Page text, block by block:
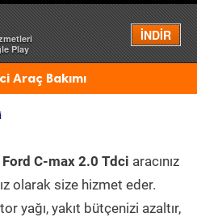
Play
İNDİR
Menü
Araç Bakımı
C-max 2.0 Tdci aracınız
olarak size hizmet eder.
yağı, yakıt bütçenizi azaltır,